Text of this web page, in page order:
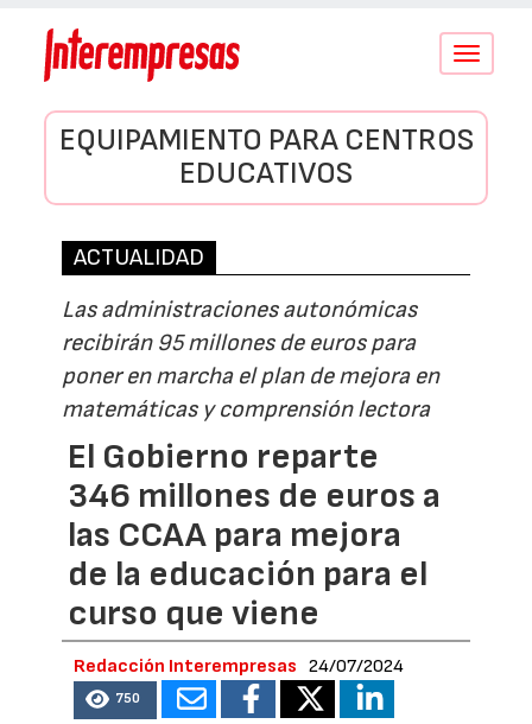
Conmutar
EQUIPAMIENTO PARA CENTROS
EDUCATIVOS
ACTUALIDAD
Las administraciones autonómicas
recibirán 95 millones de euros para
poner en marcha el plan de mejora en
matemáticas y comprensión lectora
El Gobierno reparte
346 millones de euros a
las CCAA para mejora
de la educación para el
curso que viene
Redacción Interempresas 24/07/2024
750